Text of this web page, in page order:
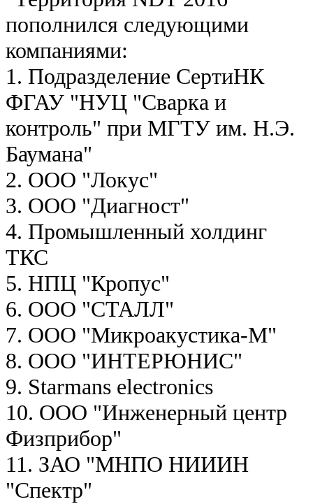
пополнился следующими
компаниями:
1. Подразделение СертиНК
ФГАУ "НУЦ "Сварка и
контроль" при МГТУ им. Н.Э.
Баумана"
2. ООО "Локус"
3. ООО "Диагност"
4. Промышленный холдинг
ТКС
5. НПЦ "Кропус"
6. ООО "СТАЛЛ"
7. ООО "Микроакустика-М"
8. ООО "ИНТЕРЮНИС"
9. Starmans electronics
10. ООО "Инженерный центр
Физприбор"
11. ЗАО "МНПО НИИИН
"Спектр"